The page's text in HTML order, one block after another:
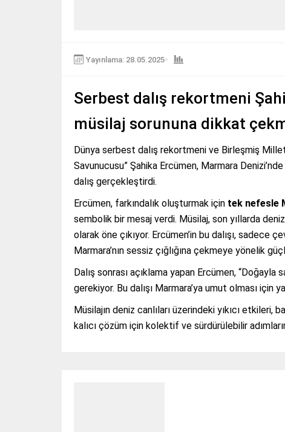
Yayınlama: 28.05.2025
Serbest dalış rekortmeni
müsilaj sorununa dikkat
Dünya serbest dalış rekortmeni ve Birleşmiş
Savunucusu” Şahika Ercümen, Marmara
dalış gerçekleştirdi.
Ercümen, farkındalık oluşturmak için tek nefesle
sembolik bir mesaj verdi. Müsilaj, son yıllarda
olarak öne çıkıyor. Ercümen’in bu dalışı, sadece
Marmara’nın sessiz çığlığına çekmeye yönelik
Dalış sonrası açıklama yapan Ercümen, “Doğayla
gerekiyor. Bu dalışı Marmara’ya umut olması için
Müsilajın deniz canlıları üzerindeki yıkıcı etkileri,
kalıcı çözüm için kolektif ve sürdürülebilir